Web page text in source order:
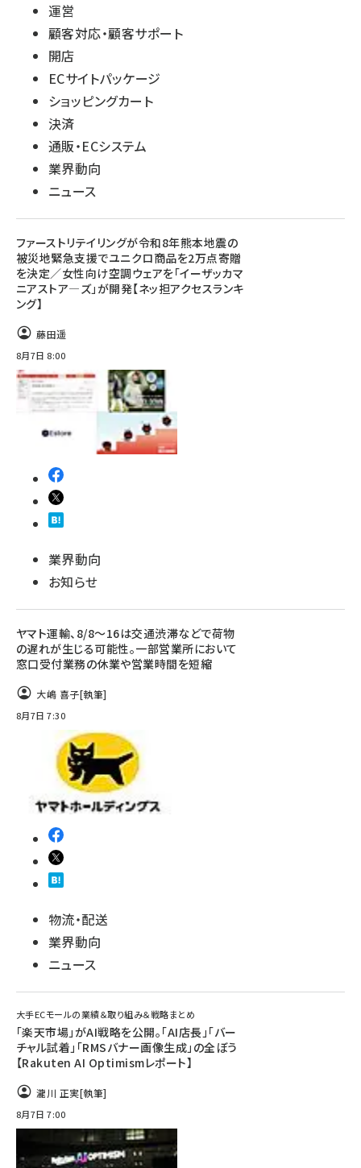
運営
顧客対応・顧客サポート
開店
ECサイトパッケージ
ショッピングカート
決済
通販・ECシステム
業界動向
ニュース
ファーストリテイリングが令和8年熊本地震の
被災地緊急支援でユニクロ商品を2万点寄贈
を決定／女性向け空調ウェアを「イーザッカマ
ニアストア―ズ」が開発【ネッ担アクセスランキ
ング】
藤田遥
8月7日 8:00
業界動向
お知らせ
ヤマト運輸、8/8～16は交通渋滞などで荷物
の遅れが生じる可能性。一部営業所において
窓口受付業務の休業や営業時間を短縮
大嶋 喜子[執筆]
8月7日 7:30
物流・配送
業界動向
ニュース
大手ECモールの業績＆取り組み＆戦略まとめ
「楽天市場」がAI戦略を公開。「AI店長」「バー
チャル試着」「RMSバナー画像生成」の全ぼう
【Rakuten AI Optimismレポート】
瀧川 正実[執筆]
8月7日 7:00